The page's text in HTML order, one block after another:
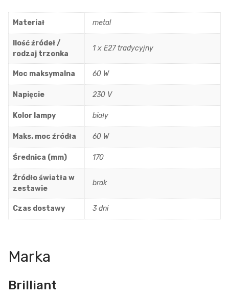
Materiał metal
Ilość źródeł /
rodzaj trzonka
1 x E27 tradycyjny
Moc maksymalna 60 W
Napięcie 230 V
Kolor lampy biały
Maks. moc źródła 60 W
Średnica (mm) 170
Źródło światła w
zestawie
brak
Czas dostawy 3 dni
Marka
Brilliant